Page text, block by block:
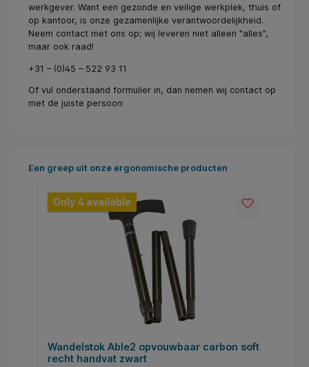
werkgever. Want een gezonde en veilige werkplek, thuis of
op kantoor, is onze gezamenlijke verantwoordelijkheid.
Neem contact met ons op; wij leveren niet alleen "alles",
maar ook raad!
+31 – (0)45 – 522 93 11
Of vul onderstaand formulier in, dan nemen wij contact op
met de juiste persoon:
Skip product gallery
Een greep uit onze ergonomische producten
Only 4 available
Wandelstok Able2 opvouwbaar carbon soft
recht handvat zwart